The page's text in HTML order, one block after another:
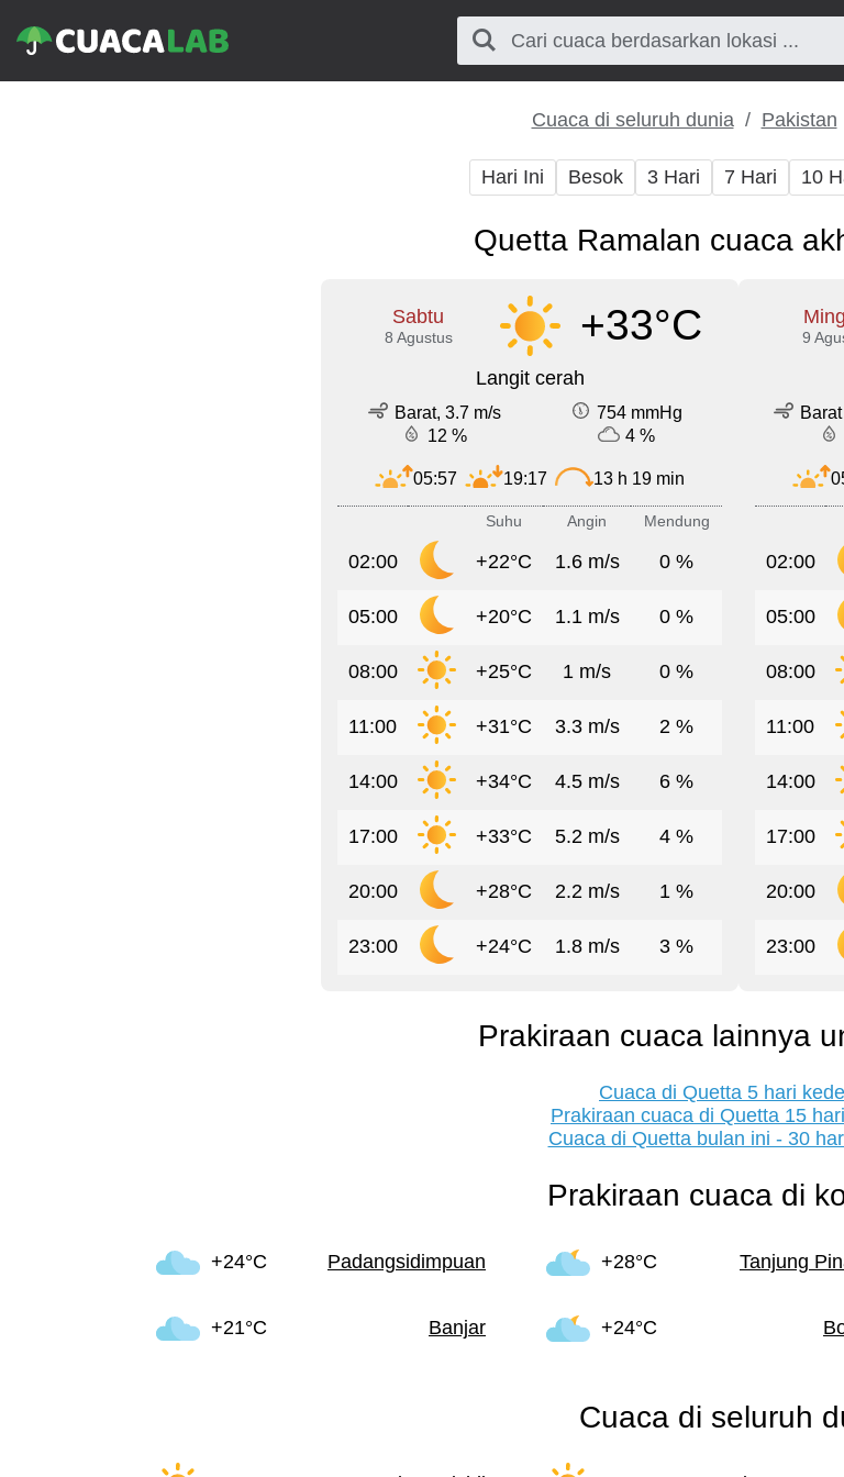
Cuaca di seluruh dunia Pakistan
Hari Ini Besok 3 Hari 7 Hari 10
Quetta Ramalan cuaca
Sabtu
8 Agustus +33°C
Langit cerah
Barat, 3.7 m/s
754 mmHg
12 %
4 %
05:57 19:17 13 h 19 min
Suhu Angin Mendung
02:00 +22°C 1.6 m/s 0 %
05:00 +20°C 1.1 m/s 0 %
08:00 +25°C 1 m/s 0 %
11:00 +31°C 3.3 m/s 2 %
14:00 +34°C 4.5 m/s 6 %
17:00 +33°C 5.2 m/s 4 %
20:00 +28°C 2.2 m/s 1 %
23:00 +24°C 1.8 m/s 3 %
9
02:00
05:00
08:00
11:00
14:00
17:00
20:00
23:00
Prakiraan cuaca lainnya
Cuaca di Quetta 5 hari
Prakiraan cuaca di Quetta 15
Cuaca di Quetta bulan ini - 30
Prakiraan cuaca di
+24°C Padangsidimpuan +28°C Tanjung
+21°C Banjar +24°C
Cuaca di seluruh